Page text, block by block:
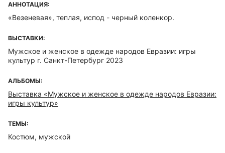
АННОТАЦИЯ:
«Везеневая», теплая, испод - черный коленкор.
ВЫСТАВКИ:
Мужское и женское в одежде народов Евразии: игры
культур г. Санкт-Петербург 2023
АЛЬБОМЫ:
Выставка «Мужское и женское в одежде народов Евразии:
игры культур»
ТЕМЫ:
Костюм, мужской